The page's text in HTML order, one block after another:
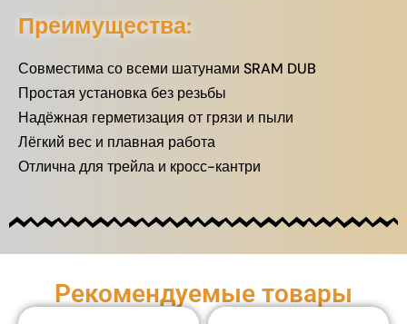
Преимущества:
Совместима со всеми шатунами SRAM DUB
Простая установка без резьбы
Надёжная герметизация от грязи и пыли
Лёгкий вес и плавная работа
Отлична для трейла и кросс-кантри
Рекомендуемые товары